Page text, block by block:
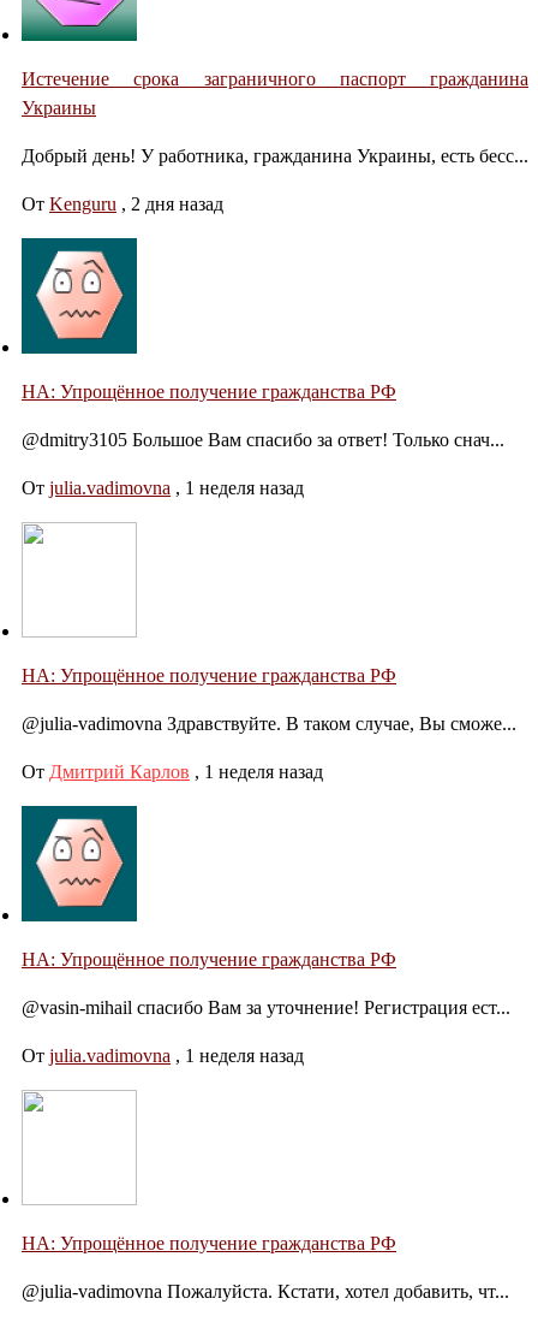
Истечение срока заграничного паспорт гражданина
Украины
Добрый день! У работника, гражданина Украины, есть бесс...
От Kenguru , 2 дня назад
НА: Упрощённое получение гражданства РФ
@dmitry3105 Большое Вам спасибо за ответ! Только снач...
От julia.vadimovna , 1 неделя назад
НА: Упрощённое получение гражданства РФ
@julia-vadimovna Здравствуйте. В таком случае, Вы сможе...
От Дмитрий Карлов , 1 неделя назад
НА: Упрощённое получение гражданства РФ
@vasin-mihail спасибо Вам за уточнение! Регистрация ест...
От julia.vadimovna , 1 неделя назад
НА: Упрощённое получение гражданства РФ
@julia-vadimovna Пожалуйста. Кстати, хотел добавить, чт...